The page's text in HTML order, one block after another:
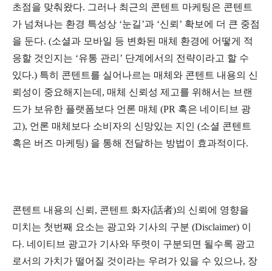
초점을 맞춰왔다. 그러나 최근의 콘텐트 마케팅은 콘텐트
가 넘쳐나는 환경 특성상 ‘눈길’과 ‘신뢰’ 확보에 더 큰 중점
을 둔다. (소셜과 모바일 등 변화된 매체 환경에 어떻게 적
응할 것인지는 ‘유통 관리’ 단계에서의 전략이라고 할 수
있다.) 특히 콘텐트를 실어나르는 매체와 콘텐트 내용의 신
뢰성이 중요해지는데, 매체 신뢰성 제고를 위해서는 브랜
드가 보유한 플랫폼보다 언론 매체 (PR 혹은 네이티브 광
고), 언론 매체보다 소비자의 신망있는 지인 (소셜 콘텐트
혹은 버즈 마케팅) 을 통해 전달하는 방법이 효과적이다.
콘텐트 내용의 신뢰, 콘텐트 화자(話者)의 신뢰에 영향을
미치는 첫번째 요소는 광고와 기사의 구분 (Disclaimer) 이
다. 네이티브 광고가 기사와 뚜렷이 구분되면 될수록 광고
로서의 가치가 떨어질 것이라는 우려가 있을 수 있으나, 장